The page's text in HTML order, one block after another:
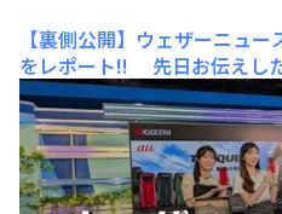
【裏側公開】ウェザーニュ
をレポート!!
先日お伝えし
時～、「ウェザーニュース
番組がライブ配信されまし
ターの小林李衣奈さん、山岸
間にわたり、たっぷりG07の
も見応えのある内容だったと